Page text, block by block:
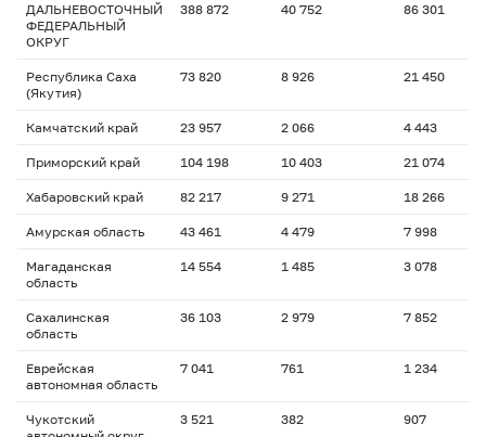
ДАЛЬНЕВОСТОЧНЫЙ
ФЕДЕРАЛЬНЫЙ
ОКРУГ
388 872 40 752 86 301
Республика Саха
(Якутия)
73 820 8 926 21 450
Камчатский край 23 957 2 066 4 443
Приморский край 104 198 10 403 21 074
Хабаровский край 82 217 9 271 18 266
Амурская область 43 461 4 479 7 998
Магаданская
область
14 554 1 485 3 078
Сахалинская
область
36 103 2 979 7 852
Еврейская
автономная область
7 041 761 1 234
Чукотский
3 521 382 907